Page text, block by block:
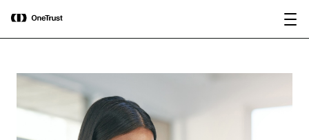
OneTrust nombrada Visionaria en el
Magic Quadrant™ de Gartner® 2026
para plataformas de gobernanza de IA.